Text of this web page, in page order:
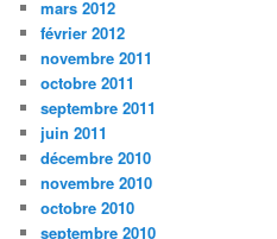
mars 2012
février 2012
novembre 2011
octobre 2011
septembre 2011
juin 2011
décembre 2010
novembre 2010
octobre 2010
septembre 2010